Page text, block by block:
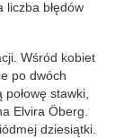
liczba błędów
Wśród kobiet
po dwóch
stawki,
Elvira Öberg.
dziesiątki.